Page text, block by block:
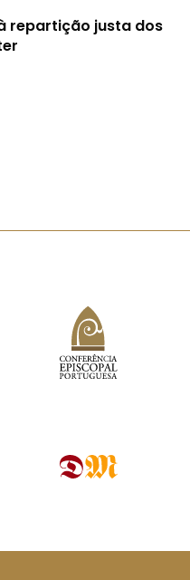
repartição justa dos